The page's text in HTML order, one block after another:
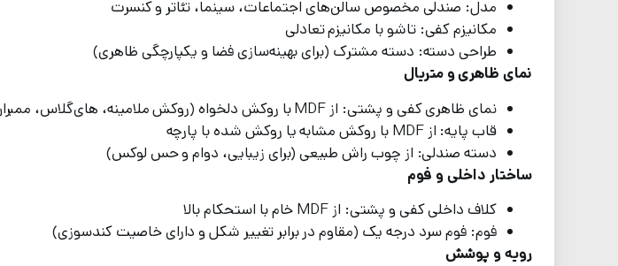
مدل: صندلی مخصوص سالن‌های اجتماعات، سینما، تئاتر و کنسرت
مکانیزم کفی: تاشو با مکانیزم تعادلی
طراحی دسته: دسته مشترک (برای بهینه‌سازی فضا و یکپارچگی ظاهری)
نمای ظاهری و متریال
نمای ظاهری کفی و پشتی: از MDF با روکش دلخواه (روکش ملامینه، های‌گلاس، ممبران)
قاب پایه: از MDF با روکش مشابه یا روکش شده با پارچه
دسته صندلی: از چوب راش طبیعی (برای زیبایی، دوام و حس لوکس)
ساختار داخلی و فوم
کلاف داخلی کفی و پشتی: از MDF خام با استحکام بالا
فوم: فوم سرد درجه یک (مقاوم در برابر تغییر شکل و دارای خاصیت کندسوزی)
رویه و پوشش